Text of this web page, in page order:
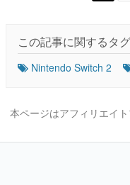
この記事に関するタグ
Nintendo Switch 2
本ページはアフィリエイ